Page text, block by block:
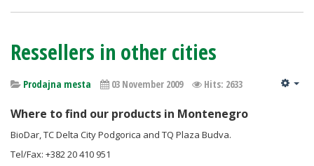
Ressellers in other cities
Prodajna mesta 03 November 2009 Hits: 2633
Where to find our products in Montenegro
BioDar, TC Delta City Podgorica and TQ Plaza Budva.
Tel/Fax: +382 20 410 951